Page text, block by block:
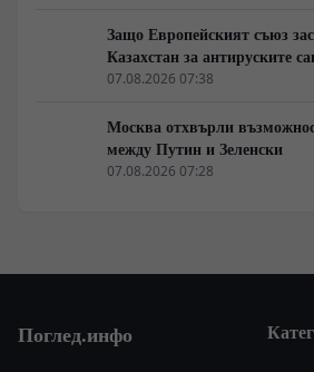
Защо Европейският съюз
Казахстан за антируските
07.08.2026 07:38
Москва отхвърли
между Путин и Зеленски
07.08.2026 07:28
Поглед.инфо